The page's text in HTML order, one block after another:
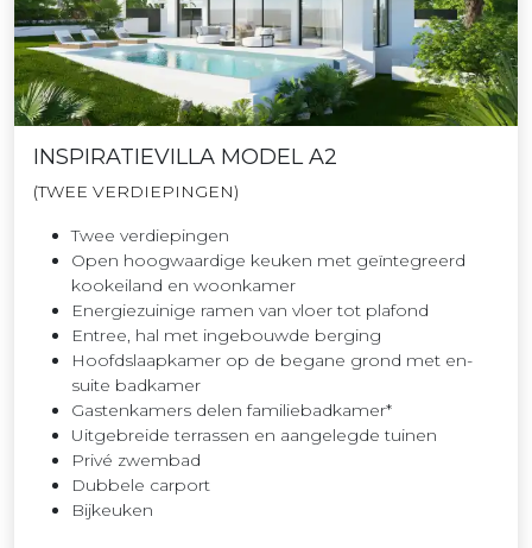
INSPIRATIEVILLA MODEL A2
(TWEE VERDIEPINGEN)
Twee verdiepingen
Open hoogwaardige keuken met geïntegreerd
kookeiland en woonkamer
Energiezuinige ramen van vloer tot plafond
Entree, hal met ingebouwde berging
Hoofdslaapkamer op de begane grond met en-
suite badkamer
Gastenkamers delen familiebadkamer*
Uitgebreide terrassen en aangelegde tuinen
Privé zwembad
Dubbele carport
Bijkeuken